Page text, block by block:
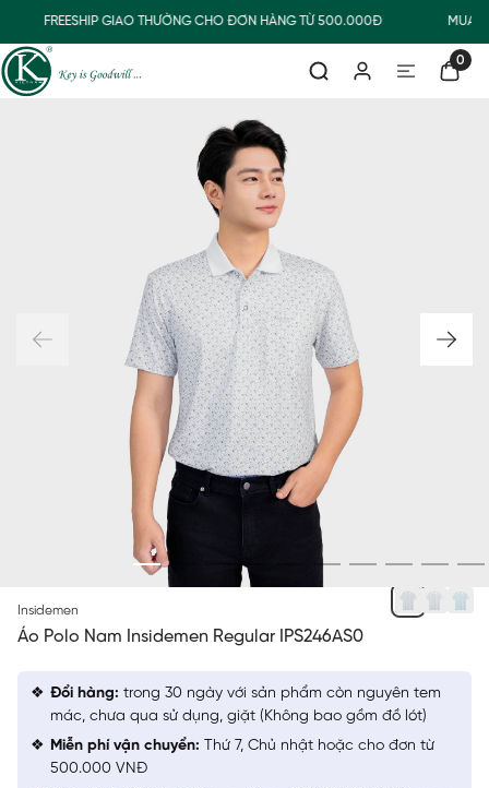
FREESHIP GIAO THƯỜNG CHO ĐƠN HÀNG TỪ 500.000Đ MUA
0
Insidemen
Áo Polo Nam Insidemen Regular IPS246AS0
Đổi hàng: trong 30 ngày với sản phẩm còn nguyên tem
mác, chưa qua sử dụng, giặt (Không bao gồm đồ lót)
Miễn phí vận chuyển: Thứ 7, Chủ nhật hoặc cho đơn từ
500.000 VNĐ